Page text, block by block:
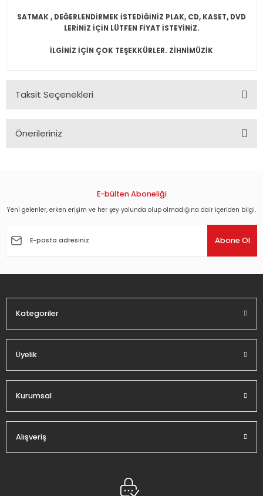
SATMAK , DEĞERLENDİRMEK İSTEDİĞİNİZ PLAK, CD, KASET, DVD
LERİNİZ İÇİN LÜTFEN FİYAT İSTEYİNİZ.
İLGİNİZ İÇİN ÇOK TEŞEKKÜRLER. ZİHNİMÜZİK
Taksit Seçenekleri
Önerileriniz
Görüş ve önerileriniz için teşekkür ederiz.
Ürün açıklamasında eksik bilgiler bulunuyor.
E-bülten Aboneliği
Yeni gelenler, erken erişim ve her şey yolunda olup olmadığına dair içeriden bilgi.
Abone Ol
Kategoriler
Üyelik
Kurumsal
Alışveriş